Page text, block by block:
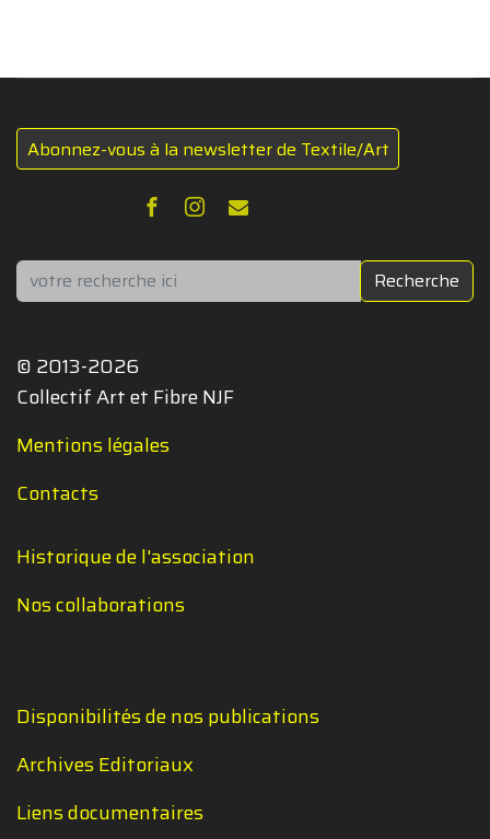
Abonnez-vous à la newsletter de Textile/Art
Rechercher Recherche
© 2013-2026
Collectif Art et Fibre NJF
Mentions légales
Contacts
Historique de l'association
Nos collaborations
Disponibilités de nos publications
Archives Editoriaux
Liens documentaires